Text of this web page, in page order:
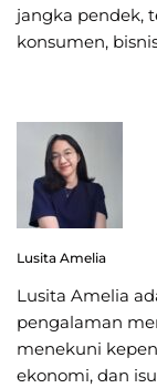
jangka pendek,
konsumen,
Lusita Amelia
Lusita Amelia
pengalaman
menekuni
ekonomi, dan